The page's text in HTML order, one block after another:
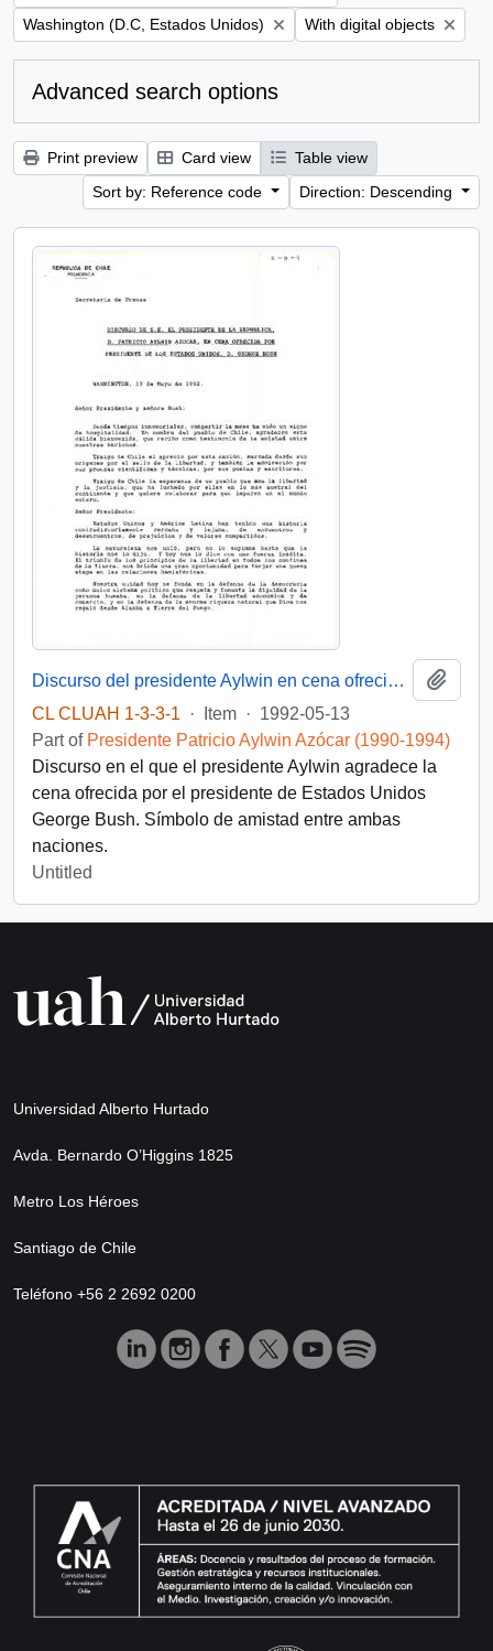
Remove filter:
Washington (D.C, Estados Unidos) Remove filter:
With digital objects
Advanced search options
Print preview Card view
Table view
Sort by: Reference code
Direction: Descending
Discurso del presidente Aylwin en cena ofrecida por el presidente de Estados Unidos, D. George Bush
CL CLUAH 1-3-3-1
· Item · 1992-05-13
Part of Presidente Patricio Aylwin Azócar (1990-1994)
Discurso en el que el presidente Aylwin agradece la
cena ofrecida por el presidente de Estados Unidos
George Bush. Símbolo de amistad entre ambas
naciones.
Untitled
Universidad Alberto Hurtado
Avda. Bernardo O’Higgins 1825
Metro Los Héroes
Santiago de Chile
Teléfono +56 2 2692 0200